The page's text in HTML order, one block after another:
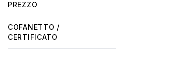
PREZZO
COFANETTO /
CERTIFICATO